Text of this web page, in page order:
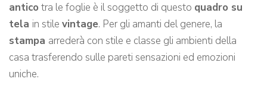
antico tra le foglie è il soggetto di questo quadro su
tela in stile vintage. Per gli amanti del genere, la
stampa arrederà con stile e classe gli ambienti della
casa trasferendo sulle pareti sensazioni ed emozioni
uniche.